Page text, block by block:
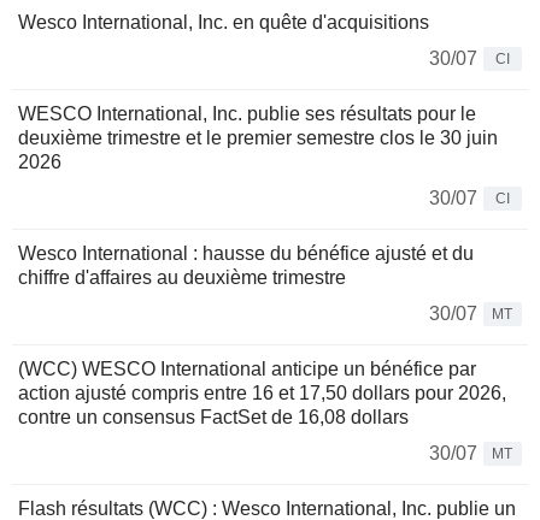
Wesco International, Inc. en quête d'acquisitions
30/07
CI
WESCO International, Inc. publie ses résultats pour le
deuxième trimestre et le premier semestre clos le 30 juin
2026
30/07
CI
Wesco International : hausse du bénéfice ajusté et du
chiffre d'affaires au deuxième trimestre
30/07
MT
(WCC) WESCO International anticipe un bénéfice par
action ajusté compris entre 16 et 17,50 dollars pour 2026,
contre un consensus FactSet de 16,08 dollars
30/07
MT
Flash résultats (WCC) : Wesco International, Inc. publie un